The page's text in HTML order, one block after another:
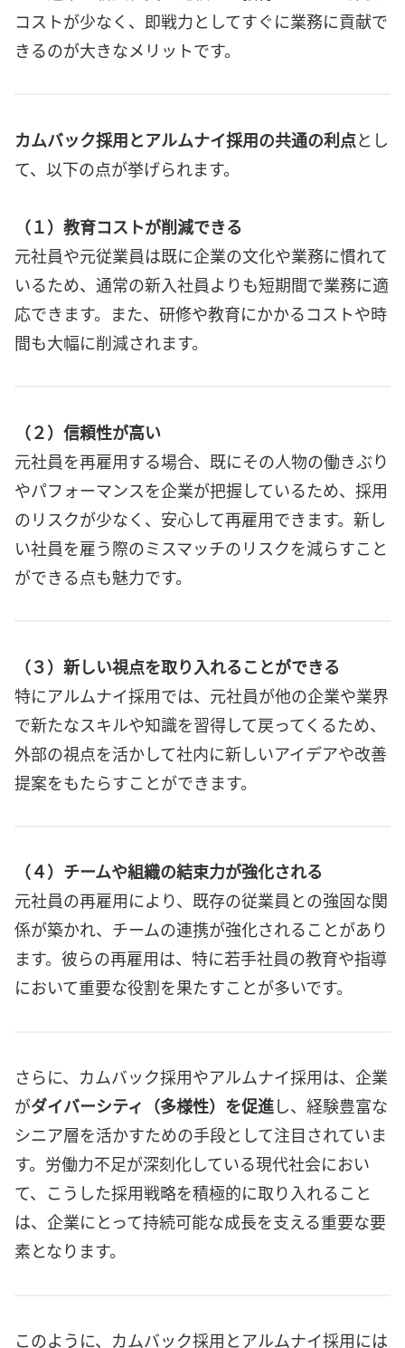
コストが少なく、即戦力としてすぐに業務に貢献で
きるのが大きなメリットです。
カムバック採用とアルムナイ採用の共通の利点とし
て、以下の点が挙げられます。
（１）教育コストが削減できる
元社員や元従業員は既に企業の文化や業務に慣れて
いるため、通常の新入社員よりも短期間で業務に適
応できます。また、研修や教育にかかるコストや時
間も大幅に削減されます。
（２）信頼性が高い
元社員を再雇用する場合、既にその人物の働きぶり
やパフォーマンスを企業が把握しているため、採用
のリスクが少なく、安心して再雇用できます。新し
い社員を雇う際のミスマッチのリスクを減らすこと
ができる点も魅力です。
（３）新しい視点を取り入れることができる
特にアルムナイ採用では、元社員が他の企業や業界
で新たなスキルや知識を習得して戻ってくるため、
外部の視点を活かして社内に新しいアイデアや改善
提案をもたらすことができます。
（４）チームや組織の結束力が強化される
元社員の再雇用により、既存の従業員との強固な関
係が築かれ、チームの連携が強化されることがあり
ます。彼らの再雇用は、特に若手社員の教育や指導
において重要な役割を果たすことが多いです。
さらに、カムバック採用やアルムナイ採用は、企業
がダイバーシティ（多様性）を促進し、経験豊富な
シニア層を活かすための手段として注目されていま
す。労働力不足が深刻化している現代社会におい
て、こうした採用戦略を積極的に取り入れること
は、企業にとって持続可能な成長を支える重要な要
素となります。
このように、カムバック採用とアルムナイ採用には